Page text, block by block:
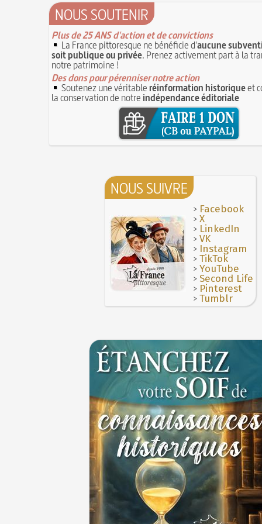
NOUS SOUTENIR
Plus de 25 ANS d'action et de convictions
La France pittoresque ne bénéficie d'aucune
soit publique ou privée. Prenez activement part à la
notre patrimoine !
Des dons pour pérenniser notre action
Soutenez une véritableréinformation historiqueet
la conservation de notre indépendance éditoriale
NOUS SUIVRE
> Facebook
>X
> LinkedIn
>VK
> Instagram
>TikTok
>YouTube
>Second Life
> Pinterest
>Tumblr